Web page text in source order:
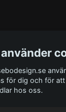
oss
för dig och för
hos oss.